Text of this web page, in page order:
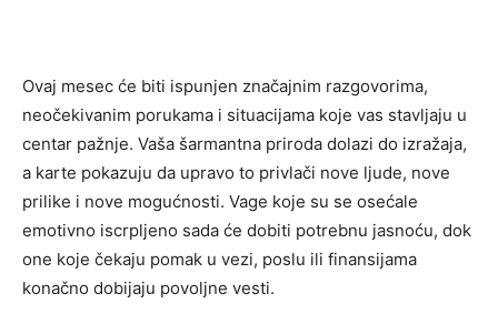
Ovaj mesec će biti ispunjen značajnim razgovorima,
neočekivanim porukama i situacijama koje vas stavljaju u
centar pažnje. Vaša šarmantna priroda dolazi do izražaja,
a karte pokazuju da upravo to privlači nove ljude, nove
prilike i nove mogućnosti. Vage koje su se osećale
emotivno iscrpljeno sada će dobiti potrebnu jasnoću, dok
one koje čekaju pomak u vezi, poslu ili finansijama
konačno dobijaju povoljne vesti.